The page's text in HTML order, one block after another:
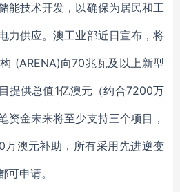
能技术开发，以确保为居民和工
力供应。澳工业部近日宣布，将
(ARENA)向70兆瓦及以上新型
提供总值1亿澳元（约合7200万
资金未来将至少支持三个项目，
澳元补助，所有采用先进逆变
可申请。